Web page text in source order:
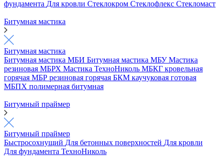
фундамента Для кровли Стеклокром Стеклофлекс Стекломаст
Битумная мастика
Битумная мастика
Битумная мастика МБИ Битумная мастика МБУМастика
резиновая МБРХ Мастика ТехноНиколь МБКГ кровельная
горячая МБР резиновая горячая БКМ каучуковая готовая
МБПХ полимерная битумная
Битумный праймер
Битумный праймер
Быстросохнущий Для бетонных поверхностей Для кровли
Для фундамента ТехноНиколь